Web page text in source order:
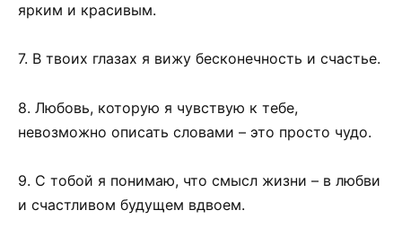
ярким и красивым.
7. В твоих глазах я вижу бесконечность и счастье.
8. Любовь, которую я чувствую к тебе,
невозможно описать словами – это просто чудо.
9. С тобой я понимаю, что смысл жизни – в любви
и счастливом будущем вдвоем.